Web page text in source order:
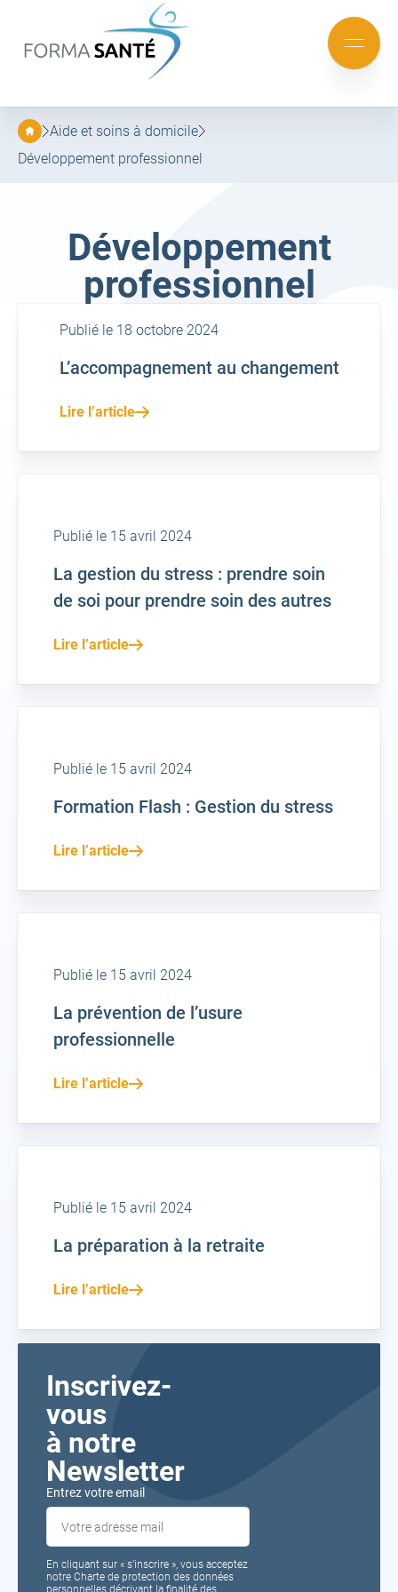
au
menu
au
contenu
Mobile
menu
Aide et soins à domicile
Développement professionnel
Famille :
Développement
professionnel
Publié le 18 octobre 2024
L’accompagnement au changement
Lire l’article
Publié le 15 avril 2024
La gestion du stress : prendre soin
de soi pour prendre soin des autres
Lire l’article
Publié le 15 avril 2024
Formation Flash : Gestion du stress
Lire l’article
Publié le 15 avril 2024
La prévention de l’usure
professionnelle
Lire l’article
Publié le 15 avril 2024
La préparation à la retraite
Lire l’article
Inscrivez-
vous
à notre
Newsletter
Entrez votre email
En cliquant sur « s’inscrire », vous acceptez
notre Charte de protection des données
personnelles décrivant la finalité des